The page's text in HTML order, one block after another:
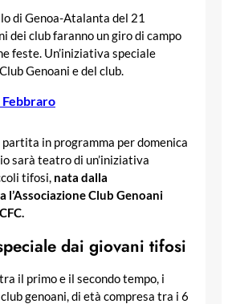
di Genoa-Atalanta del 21
dei club faranno un giro di campo
feste. Un’iniziativa speciale
Genoani e del club.
Febbraro
partita in programma per domenica
sarà teatro di un’iniziativa
tifosi, nata dalla
l’Associazione Club Genoani
dai giovani tifosi
il primo e il secondo tempo, i
genoani, di età compresa tra i 6